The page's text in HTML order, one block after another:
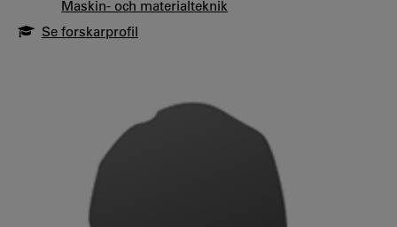
Maskin- och materialteknik
Se forskarprofil